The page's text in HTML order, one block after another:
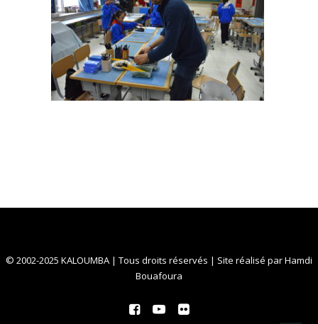
© 2002-2025 KALOUMBA | Tous droits réservés | Site réalisé parHamdi
Bouafoura